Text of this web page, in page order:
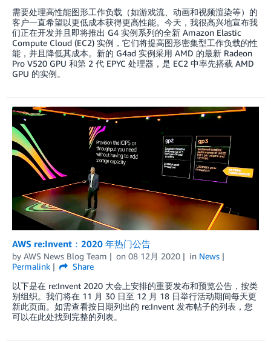
需要处理高性能图形工作负载（如游戏流、动画和视频渲染等）的
客户一直希望以更低成本获得更高性能。今天，我很高兴地宣布我
们正在开发并且即将推出 G4 实例系列的全新 Amazon Elastic
Compute Cloud (EC2) 实例，它们将提高图形密集型工作负载的性
能，并且降低其成本。新的 G4ad 实例采用 AMD 的最新 Radeon
Pro V520 GPU 和第 2 代 EPYC 处理器，是 EC2 中率先搭载 AMD
GPU 的实例。
AWS re:Invent：2020 年热门公告
by AWS News Blog Team on 08 12月 2020 in News
Permalink
Share
以下是在 re:Invent 2020 大会上安排的重要发布和预览公告，按类
别组织。我们将在 11 月 30 日至 12 月 18 日举行活动期间每天更
新此页面。如需查看按日期列出的 re:Invent 发布帖子的列表，您
可以在此处找到完整的列表。